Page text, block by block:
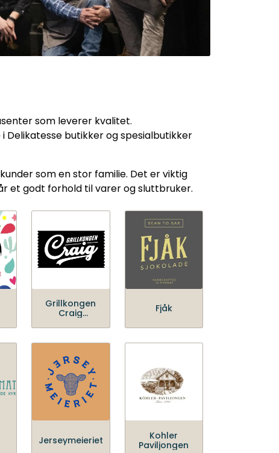
som leverer kvalitet.
Delikatesse butikker og spesialbutikker
som en stor familie. Det er viktig
et godt forhold til varer og sluttbruker.
Grillkongen
Craig
Fjåk
Jerseymeieriet
Kohler
Paviljongen